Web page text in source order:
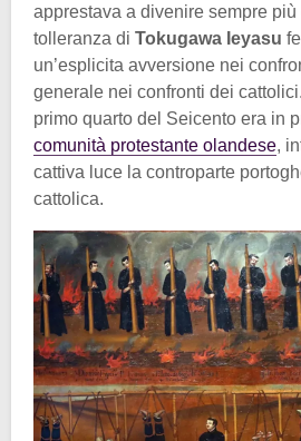
apprestava a divenire sempre più
tolleranza di Tokugawa Ieyasu
un’esplicita avversione nei
generale nei confronti dei
primo quarto del Seicento era in
comunità protestante olandese,
cattiva luce la controparte
cattolica.